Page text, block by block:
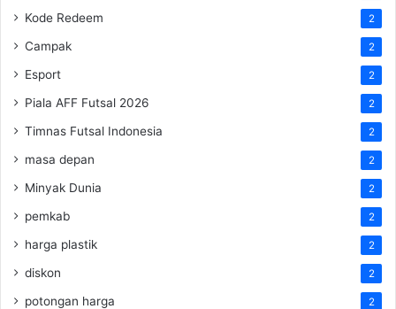
Kode Redeem 2
Campak 2
Esport 2
Piala AFF Futsal 2026 2
Timnas Futsal Indonesia 2
masa depan 2
Minyak Dunia 2
pemkab 2
harga plastik 2
diskon 2
potongan harga 2